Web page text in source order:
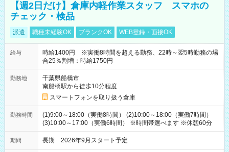
【週2日だけ】倉庫内軽作業スタッフ スマホの
チェック・検品
派遣 職種未経験OK ブランクOK WEB登録・面接OK
給与
時給1400円 ※実働8時間を超える勤務、22時～翌5時勤務の場
合25％割増：時給1750円
勤務地
千葉県船橋市
南船橋駅から徒歩10分程度
スマートフォンを取り扱う倉庫
勤務時間
(1)9:00～18:00（実働8時間） (2)10:00～18:00（実働7時間）
(3)10:00～17:00（実働6時間） ※時間帯選べます ※休憩60分
期間 長期 2026年9月スタート予定